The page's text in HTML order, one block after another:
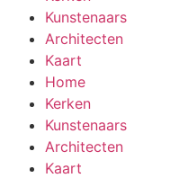
Kunstenaars
Architecten
Kaart
Home
Kerken
Kunstenaars
Architecten
Kaart